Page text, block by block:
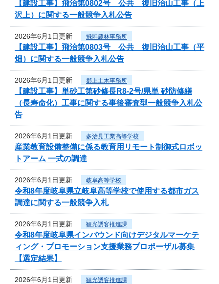
【建設工事】飛治第0802号 公共 復旧治山工事（上
沢上）に関する一般競争入札公告
2026年6月1日更新 飛騨農林事務所
【建設工事】飛治第0803号 公共 復旧治山工事（平
畑）に関する一般競争入札公告
2026年6月1日更新 郡上土木事務所
【建設工事】単砂工第砂修長R8-2号/県単 砂防修繕
（長寿命化）工事に関する事後審査型一般競争入札公
告
2026年6月1日更新 多治見工業高等学校
産業教育設備整備に係る教育用リモート制御式ロボッ
トアーム 一式の調達
2026年6月1日更新 岐阜高等学校
令和8年度岐阜県立岐阜高等学校で使用する都市ガス
調達に関する一般競争入札
2026年6月1日更新 観光誘客推進課
令和8年度岐阜県インバウンド向けデジタルマーケテ
ィング・プロモーション支援業務プロポーザル募集
【選定結果】
2026年6月1日更新 観光誘客推進課